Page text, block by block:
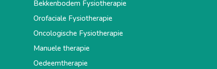
Bekkenbodem Fysiotherapie
Orofaciale Fysiotherapie
Oncologische Fysiotherapie
Manuele therapie
Oedeemtherapie